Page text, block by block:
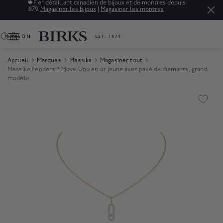
de bijoux et de montres depuis
Magasiner les montres
Soldes : jusqu'à 50% de
raffinés.*
0
Accueil Marques Messika
Magasiner tout
Messika Pendentif Move Uno en or jaune avec pavé de diamants, grand
modèle